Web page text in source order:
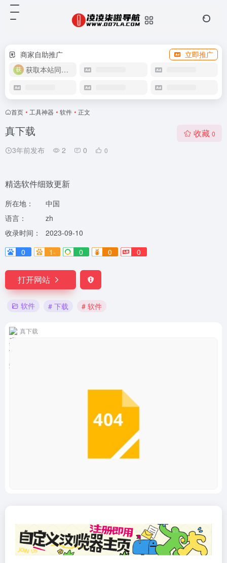
商家自助推广
立即推广
获取本站同款主题
首页 • 工具神器 • 软件 • 正文
真下载
3年前发布 2 0 0
收藏 0
精选软件细致更新
所在地：
中国
语言：
zh
收录时间：
2023-09-10
0
1- 0 0 0
打开网站
软件 # 下载 # 软件
真下载